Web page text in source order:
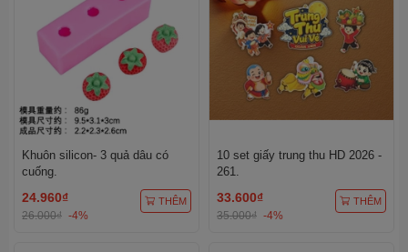
Khuôn silicon- 3 quả dâu có
cuống.
24.960₫
26.000₫ -4%
THÊM
10 set giấy trung thu HD 2026 -
261.
33.600₫
35.000₫ -4%
THÊM